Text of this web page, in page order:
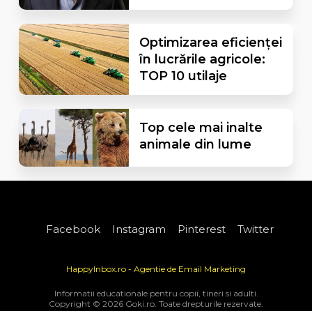
Optimizarea eficienței
în lucrările agricole:
TOP 10 utilaje
Top cele mai inalte
animale din lume
Facebook Instagram Pinterest Twitter
HappyInbox.ro - Agentie de Email Marketing
Informatii educationale pentru copii, tineri si adulti.
Copyright © 2026 Goki.ro. Toate drepturile rezervate.